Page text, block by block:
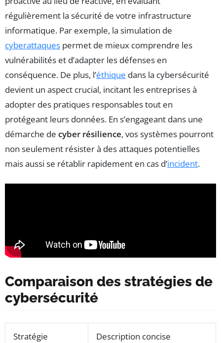
régulièrement la sécurité de votre infrastructure
informatique. Par exemple, la simulation de
cyberattaques permet de mieux comprendre les
vulnérabilités et d’adapter les défenses en
conséquence. De plus, l’éthique dans la cybersécurité
devient un aspect crucial, incitant les entreprises à
adopter des pratiques responsables tout en
protégeant leurs données. En s’engageant dans une
démarche de cyber résilience, vos systèmes pourront
non seulement résister à des attaques potentielles
mais aussi se rétablir rapidement en cas d’incident.
Comparaison des stratégies de
cybersécurité
Stratégie Description concise